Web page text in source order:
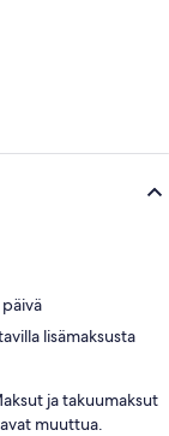
lisämaksusta
ja takuumaksut
muuttua.